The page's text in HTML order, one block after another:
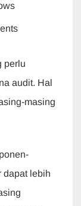
perlu
audit. Hal
masing
dapat lebih